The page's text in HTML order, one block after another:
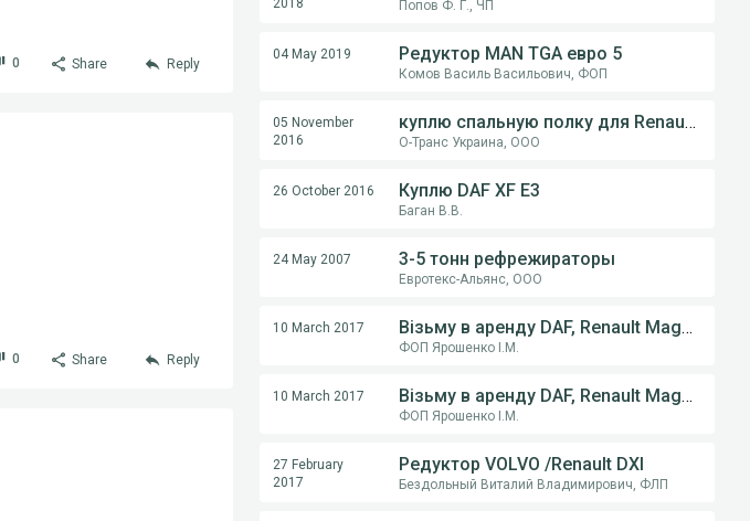
0 Share Reply
0 Share Reply
2018
Попов Ф. Г., ЧП
04 May 2019 Редуктор MAN TGA евро 5
Комов Василь Васильович, ФОП
05 November
2016
куплю спальную полку для Renault Premium E-5 2 шт , DAF CF 410 E-5 верхнюю спальную полку 1 шт
О-Транс Украина, ООО
26 October 2016 Куплю DAF XF E3
Баган В.В.
24 May 2007 3-5 тонн рефрежираторы
Евротекс-Альянс, ООО
10 March 2017 Візьму в аренду DAF, Renault Magnum,Premium, Iveco Stralis Euro 3, 5
ФОП Ярошенко І.М.
10 March 2017 Візьму в аренду DAF, Renault Magnum,Premium, Iveco Stralis Euro 3, 5
ФОП Ярошенко І.М.
27 February
2017
Редуктор VOLVO /Renault DXI
Бездольный Виталий Владимирович, ФЛП